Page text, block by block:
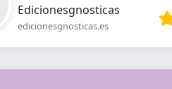
Edicionesgnosticas
edicionesgnosticas.es